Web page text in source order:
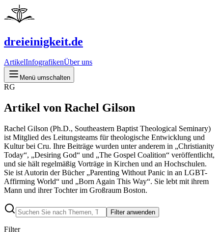
dreieinigkeit.de
ArtikelInfografikenÜber uns
Menü umschalten
RG
Artikel von Rachel Gilson
Rachel Gilson (Ph.D., Southeastern Baptist Theological Seminary)
ist Mitglied des Leitungsteams für theologische Entwicklung und
Kultur bei Cru. Ihre Beiträge wurden unter anderem in „Christianity
Today“, „Desiring God“ und „The Gospel Coalition“ veröffentlicht,
und sie hält regelmäßig Vorträge in Kirchen und an Hochschulen.
Sie ist Autorin der Bücher „Parenting Without Panic in an LGBT-
Affirming World“ und „Born Again This Way“. Sie lebt mit ihrem
Mann und ihrer Tochter im Großraum Boston.
Filter anwenden
Filter